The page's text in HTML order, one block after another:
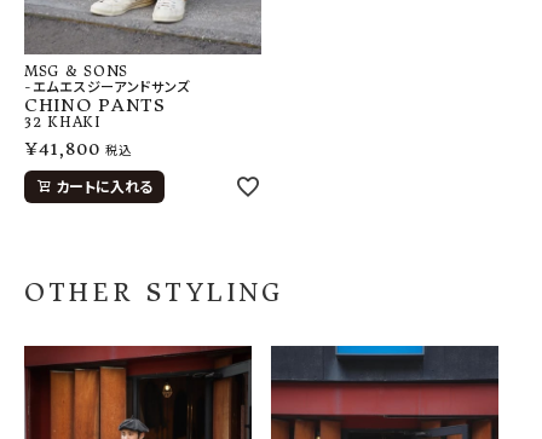
MSG & SONS
-エムエスジーアンドサンズ
CHINO PANTS
32 KHAKI
¥41,800 税込
カートに入れる
OTHER STYLING